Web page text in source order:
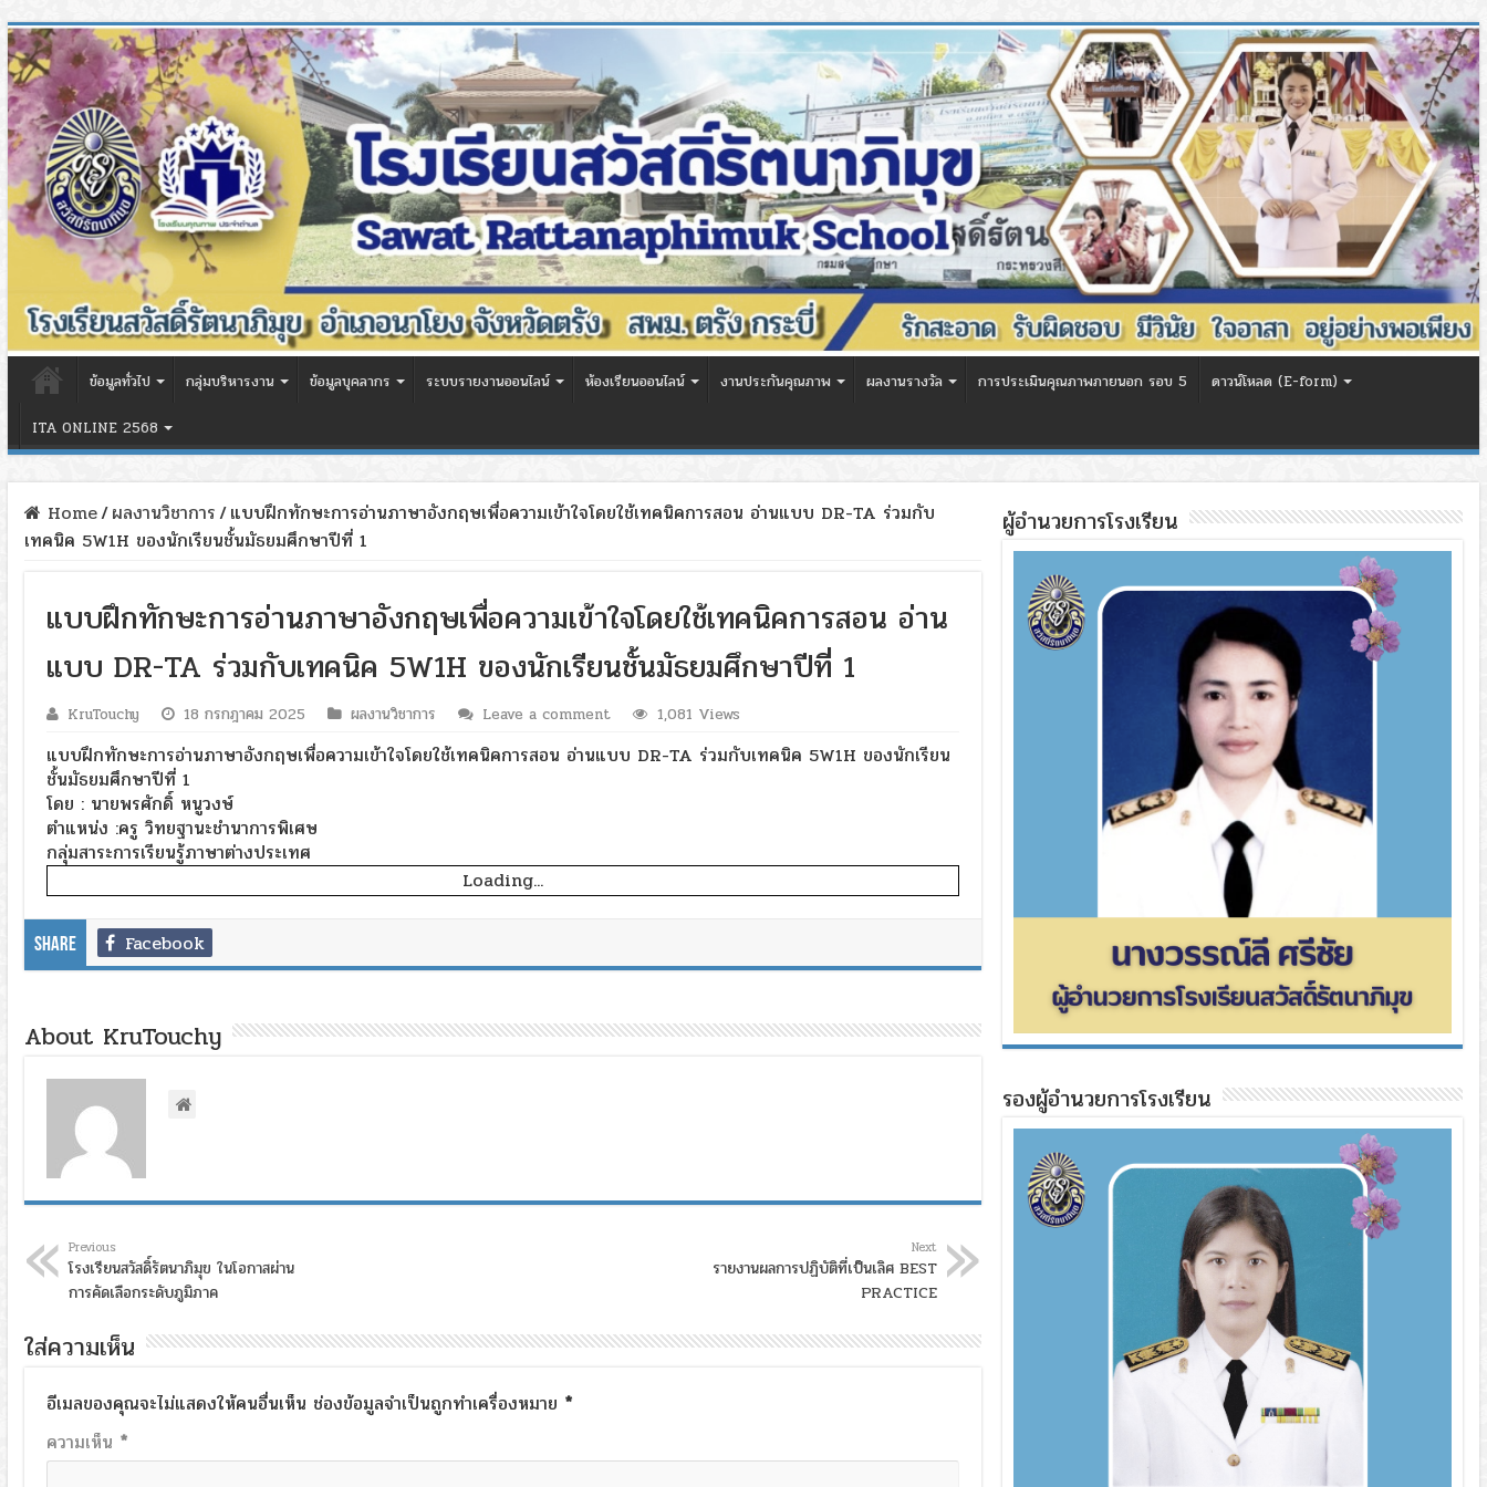
ข้อมูลทั่วไป กลุ่มบริหารงาน ข้อมูลบุคลากร ระบบรายงานออนไลน์ ห้องเรียนออนไลน์ งานประกันคุณภาพ ผลงานรางวัล การประเมินคุณภาพภายนอก รอบ 5 ดาวน์โหลด (E-form)
ITA ONLINE 2568
Home/ผลงานวิชาการ/แบบฝึกทักษะการอ่านภาษาอังกฤษเพื่อความเข้าใจโดยใช้เทคนิคการสอน อ่านแบบ DR-TA ร่วมกับ
เทคนิค 5W1H ของนักเรียนชั้นมัธยมศึกษาปีที่ 1
แบบฝึกทักษะการอ่านภาษาอังกฤษเพื่อความเข้าใจโดยใช้เทคนิคการสอน อ่าน
แบบ DR-TA ร่วมกับเทคนิค 5W1H ของนักเรียนชั้นมัธยมศึกษาปีที่ 1
KruTouchy 18 กรกฎาคม 2025 ผลงานวิชาการ Leave a comment 1,081 Views
แบบฝึกทักษะการอ่านภาษาอังกฤษเพื่อความเข้าใจโดยใช้เทคนิคการสอน อ่านแบบ DR-TA ร่วมกับเทคนิค 5W1H ของนักเรียน
ชั้นมัธยมศึกษาปีที่ 1
โดย : นายพรศักดิ์ หนูวงษ์
ตำแหน่ง :ครู วิทยฐานะชำนาการพิเศษ
กลุ่มสาระการเรียนรู้ภาษาต่างประเทศ
Loading...
Share Facebook
About KruTouchy
Previous
โรงเรียนสวัสดิ์รัตนาภิมุข ในโอกาสผ่าน
การคัดเลือกระดับภูมิภาค
Next
รายงานผลการปฏิบัติที่เป็นเลิศ BEST
PRACTICE
ใส่ความเห็น
อีเมลของคุณจะไม่แสดงให้คนอื่นเห็น ช่องข้อมูลจำเป็นถูกทำเครื่องหมาย *
ความเห็น *
ผู้อำนวยการโรงเรียน
รองผู้อำนวยการโรงเรียน